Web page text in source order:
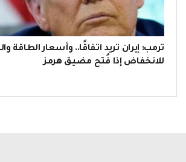
ترمب: إيران تريد اتفاقًا.. وأسعار الطاقة
للانخفاض إذا فُتح مضيق هرمز